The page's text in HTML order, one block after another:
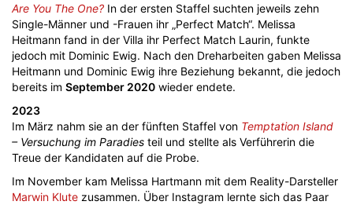
Are You The One? In der ersten Staffel suchten jeweils zehn
Single-Männer und -Frauen ihr „Perfect Match“. Melissa
Heitmann fand in der Villa ihr Perfect Match Laurin, funkte
jedoch mit Dominic Ewig. Nach den Dreharbeiten gaben Melissa
Heitmann und Dominic Ewig ihre Beziehung bekannt, die jedoch
bereits im September 2020 wieder endete.
2023
Im März nahm sie an der fünften Staffel von Temptation Island
– Versuchung im Paradies teil und stellte als Verführerin die
Treue der Kandidaten auf die Probe.
Im November kam Melissa Hartmann mit dem Reality-Darsteller
Marwin Klute zusammen. Über Instagram lernte sich das Paar